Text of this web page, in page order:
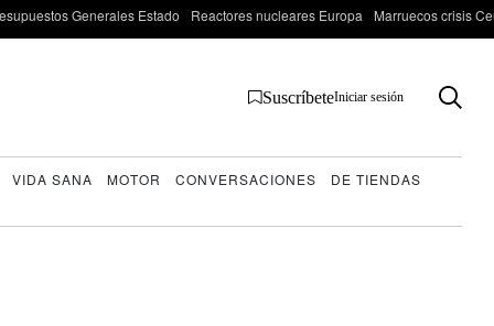
Generales Estado Reactores nucleares Europa Marruecos crisis
SuscríbeteIniciar sesión
VIDA SANA MOTOR CONVERSACIONES DE TIENDAS